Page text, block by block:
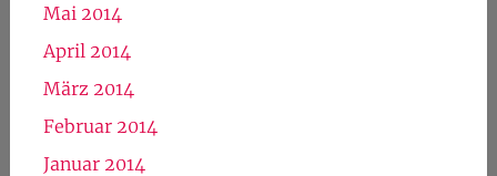
Mai 2014
April 2014
März 2014
Februar 2014
Januar 2014